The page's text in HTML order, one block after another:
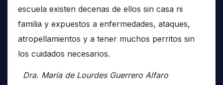
escuela existen decenas de ellos sin casa ni
familia y expuestos a enfermedades, ataques,
atropellamientos y a tener muchos perritos sin
los cuidados necesarios.
Dra. María de Lourdes Guerrero Alfaro